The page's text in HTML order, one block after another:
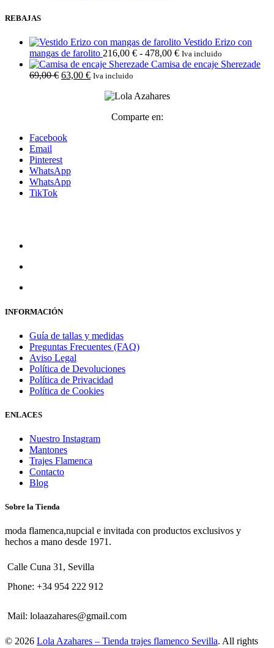
REBAJAS
Vestido Erizo con
mangas de farolito 216,00 € - 478,00 €Rango
de
Iva incluido
Camisa de encaje Sherezade
69,00€ El
63,00 €El
actual
63,00 €.
Iva incluido
Comparte en:
Facebook
Email
Pinterest
WhatsApp
WhatsApp
TikTok
INFORMACIÓN
Guía de tallas y medidas
Preguntas Frecuentes (FAQ)
Aviso Legal
Política de Devoluciones
Política de Privacidad
Política de Cookies
ENLACES
Nuestro Instagram
Mantones
Trajes Flamenca
Contacto
Blog
Sobre la Tienda
moda flamenca,nupcial e invitada con productos exclusivos y
hechos a mano desde 1971.
Calle Cuna 31, Sevilla
Phone: +34 954 222 912
Mail: lolaazahares@gmail.com
© 2026 Lola Azahares – Tienda trajes flamenco Sevilla. All rights